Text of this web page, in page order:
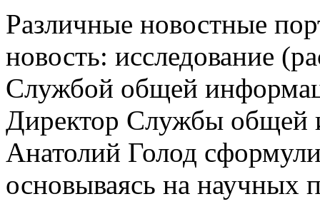
Различные новостные
новость: исследование
Службой общей
Директор Службы общей
Анатолий Голод
основываясь на научных